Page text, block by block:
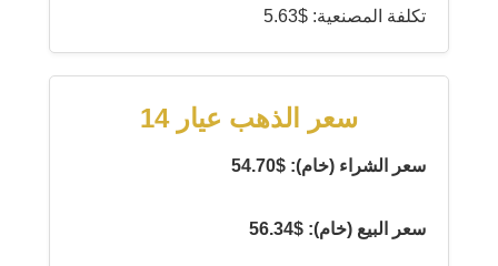
تكلفة المصنعية: $5.63
سعر الذهب عيار 14
سعر الشراء (خام): $54.70
سعر البيع (خام): $56.34